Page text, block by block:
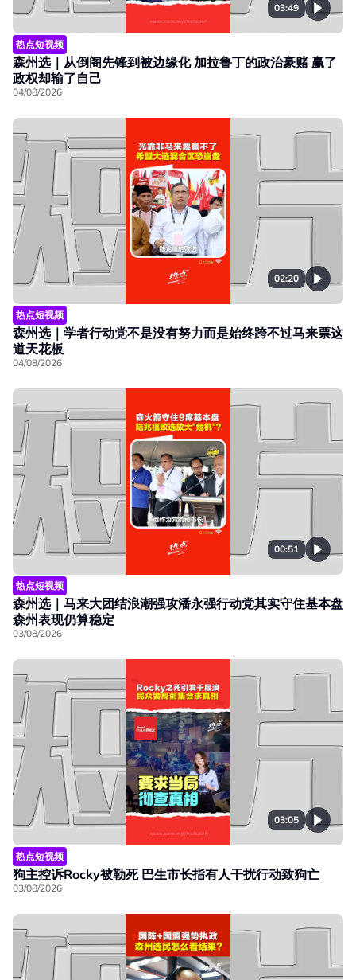
03:49
热点短视频
森州选｜从倒阁先锋到被边缘化 加拉鲁丁的政治豪赌 赢了
政权却输了自己
04/08/2026
02:20
热点短视频
森州选｜学者行动党不是没有努力而是始终跨不过马来票这
道天花板
04/08/2026
00:51
热点短视频
森州选｜马来大团结浪潮强攻潘永强行动党其实守住基本盘
森州表现仍算稳定
03/08/2026
03:05
热点短视频
狗主控诉Rocky被勒死 巴生市长指有人干扰行动致狗亡
03/08/2026